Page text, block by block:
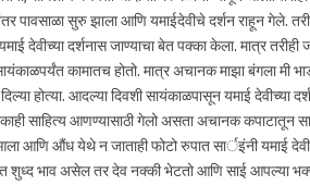
पावसाळा सुरु झाला आणि यमाईदेवीचे दर्शन राहून गेले.
देवीच्या दर्शनास जाण्याचा बेत पक्का केला. मात्र तरीही
कामातच होतो. मात्र अचानक माझा बंगला मी
होत्या. आदल्या दिवशी सायंकाळपासून यमाई देवीच्या
साहित्य आणण्यासाठी गेलो असता अचानक कपाटातून
आणि औंध येथे न जाताही फोटो रुपात सार्इंनी यमाई
शुध्द भाव असेल तर देव नक्की भेटतो आणि साई आपल्या